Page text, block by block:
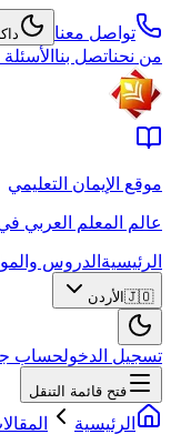
تواصل معنا
من نحناتصل بنا
موقع الإيمان التعليمي
عالم المعلم العربي
الرئيسية الدروس
🇯🇴 الأردن
تسجيل الدخولحساب
فتح قائمة التنقل
الرئيسية